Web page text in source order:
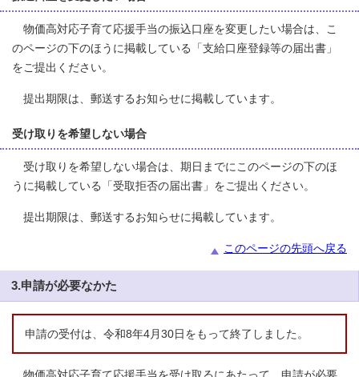
物価高対応子育て応援手当の振込口座を変更したい場合は、こ
のページの下のほうに掲載している「支給口座登録等の届出書」
をご提出ください。
提出期限は、郵送するお知らせに掲載しています。
受け取りを希望しない場合
受け取りを希望しない場合は、期日までにこのページの下のほ
うに掲載している「受取拒否の届出書」をご提出ください。
提出期限は、郵送するお知らせに掲載しています。
このページの先頭へ戻る
3.申請が必要なかた
申請の受付は、令和8年4月30日をもって終了しました。